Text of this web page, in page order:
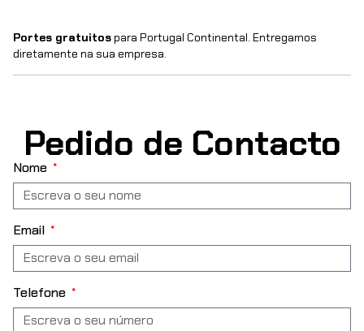
Portes gratuitospara Portugal Continental. Entregamos
diretamente na sua empresa.
Pedido de Contacto
Nome
Email
Telefone